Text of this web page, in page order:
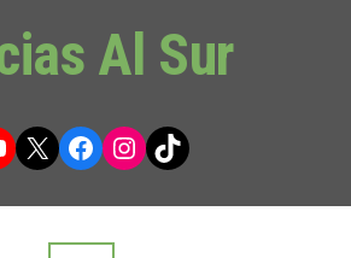
Al Sur
X Facebook
Instagram
TikTok